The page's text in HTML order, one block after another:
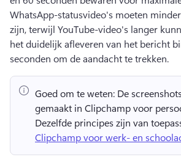
WhatsApp-statusvideo's moeten
zijn, terwijl YouTube-video's langer
het duidelijk afleveren van het bericht
seconden om de aandacht te trekken.
Goed om te weten: De
Clipchamp voor werk- en